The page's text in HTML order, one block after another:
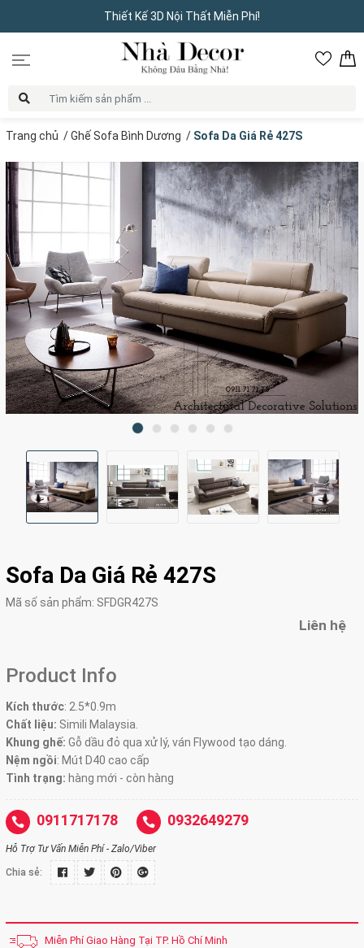
Thiết Kế 3D Nội Thất Miễn Phí!
Trang chủ /Ghế Sofa Bình Dương / Sofa Da Giá Rẻ 427S
Sofa Da Giá Rẻ 427S
Mã số sản phẩm: SFDGR427S
Liên hệ
Product Info
Kích thước: 2.5*0.9m
Chất liệu: Simili Malaysia.
Khung ghế: Gỗ dầu đỏ qua xử lý, ván Flywood tạo dáng.
Nệm ngồi: Mút D40 cao cấp
Tình trạng: hàng mới - còn hàng
0911717178 0932649279
Hỗ Trợ Tư Vấn Miễn Phí - Zalo/Viber
Chia sẻ:
Miễn Phí Giao Hàng Tại TP. Hồ Chí Minh